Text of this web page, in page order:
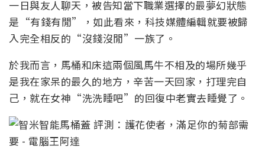
一日與友人聊天，被告知當下職業選擇的最夢幻狀態
是“有錢有閒”，如此看來，科技媒體編輯就要被歸
入完全相反的“沒錢沒閒”一族了。
於我而言，馬桶和床這兩個風馬牛不相及的場所幾乎
是我在家呆的最久的地方，辛苦一天回家，打理完自
己，就在女神“洗洗睡吧”的回復中老實去睡覺了。